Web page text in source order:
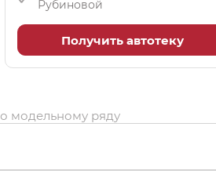
Рубиновой
Получить автотеку
модельному ряду